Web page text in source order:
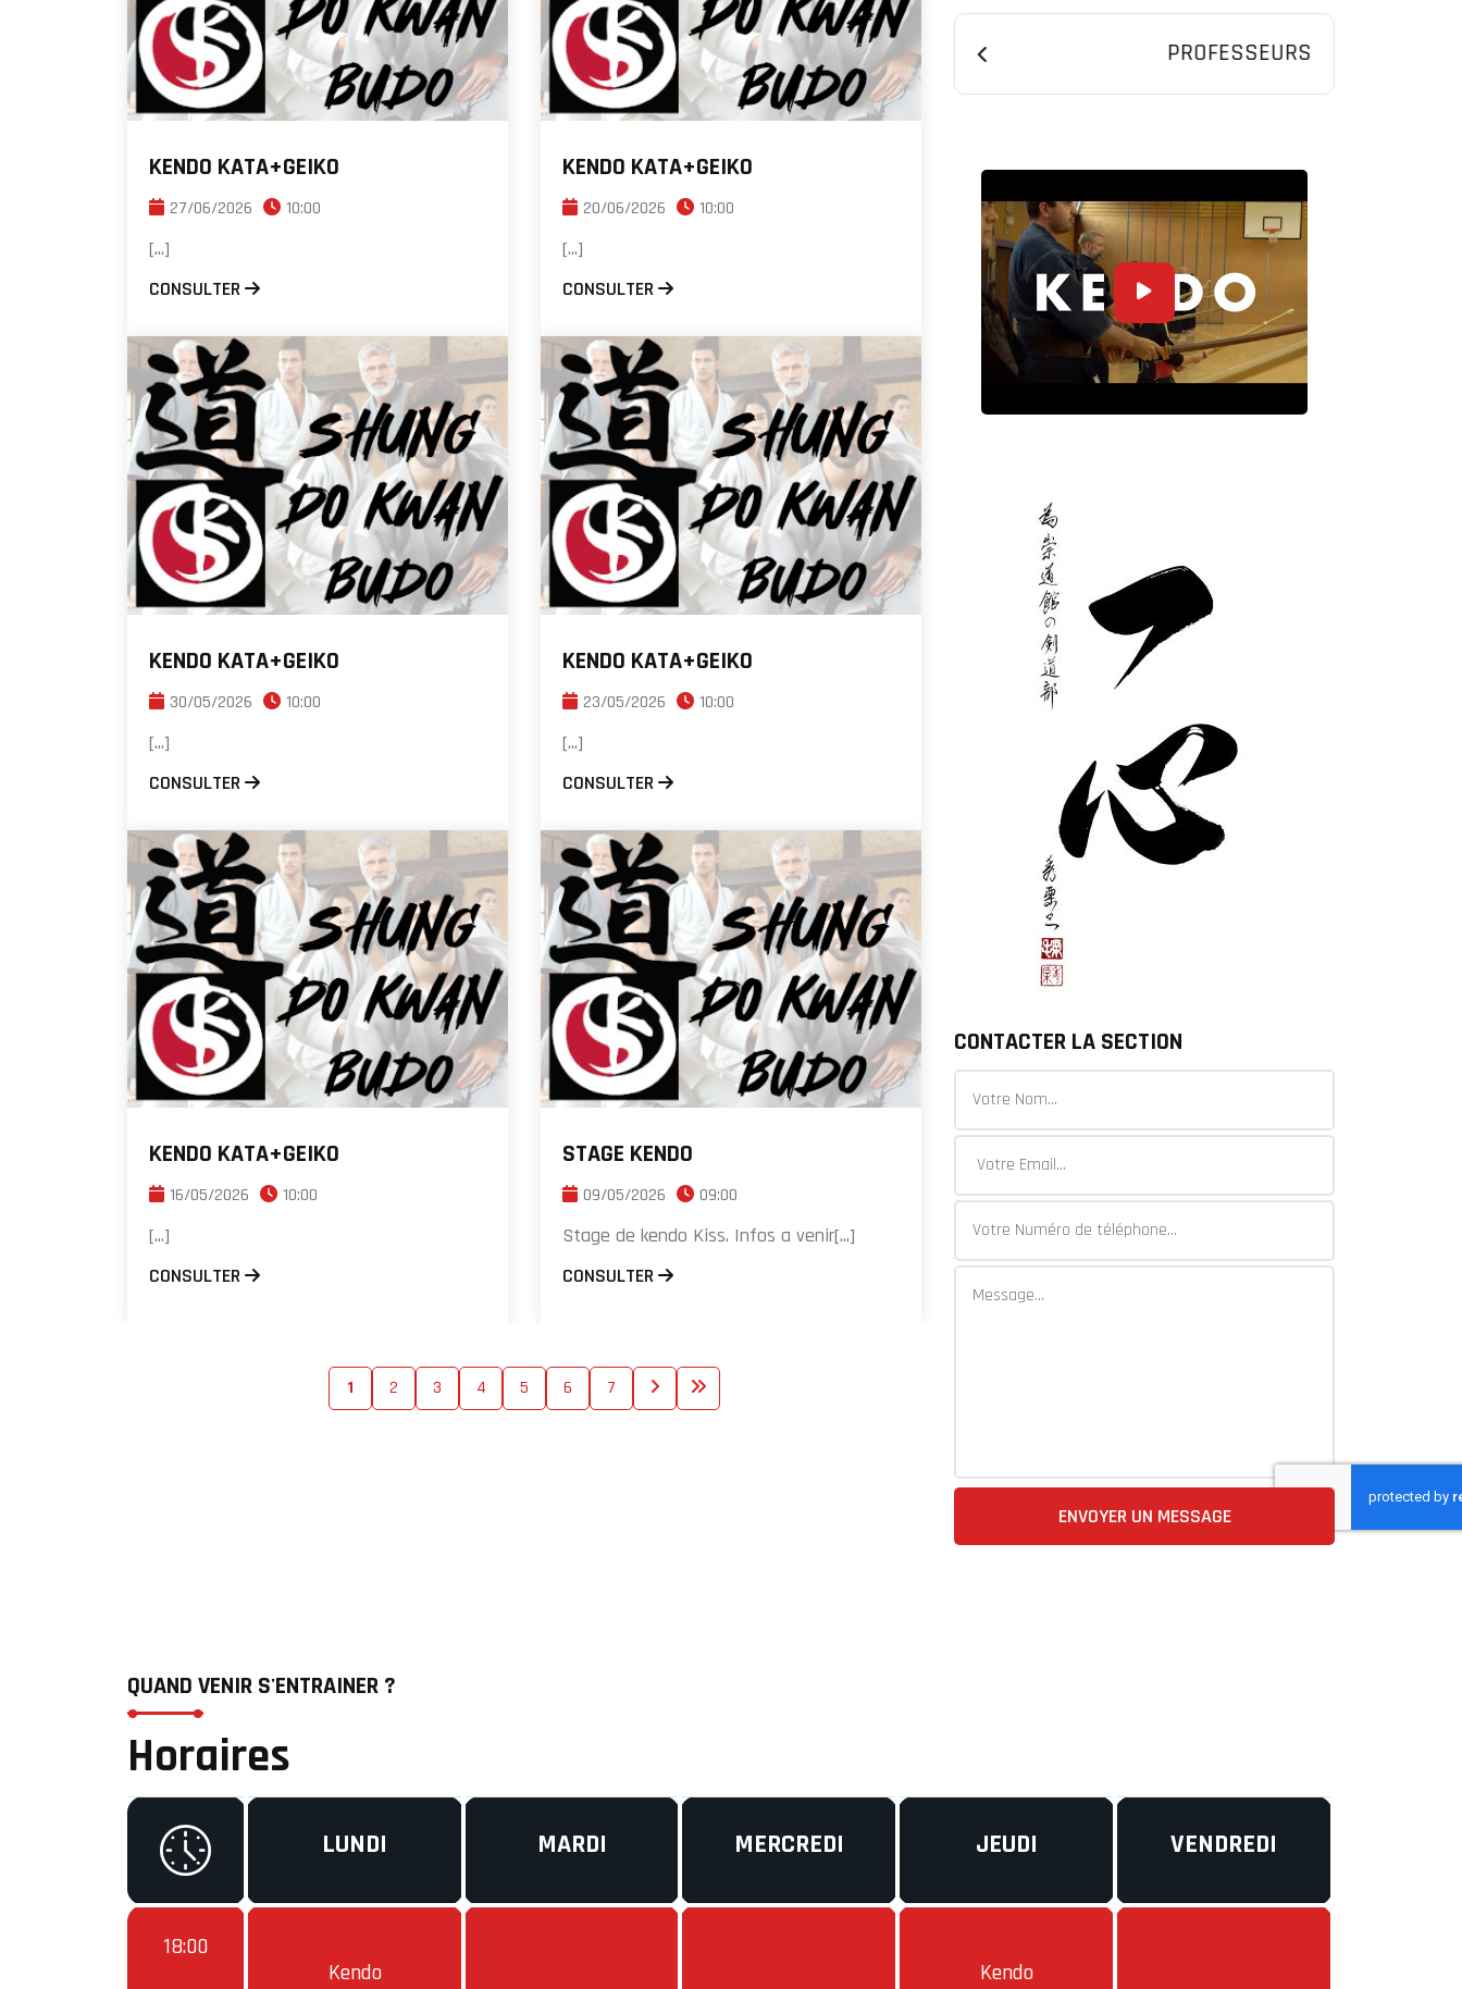
KENDO KATA+GEIKO
27/06/2026 10:00
[...]
CONSULTER
KENDO KATA+GEIKO
20/06/2026 10:00
[...]
CONSULTER
KENDO KATA+GEIKO
30/05/2026 10:00
[...]
CONSULTER
KENDO KATA+GEIKO
23/05/2026 10:00
[...]
CONSULTER
KENDO KATA+GEIKO
16/05/2026 10:00
[...]
CONSULTER
STAGE KENDO
09/05/2026 09:00
Stage de kendo Kiss. Infos a venir[...]
CONSULTER
1 2 3 4 5 6 7
PROFESSEURS
CONTACTER LA SECTION
ENVOYER UN MESSAGE
QUAND VENIR S'ENTRAINER ?
Horaires
LUNDI MARDI MERCREDI JEUDI VENDREDI
18:00
Kendo
Kendo